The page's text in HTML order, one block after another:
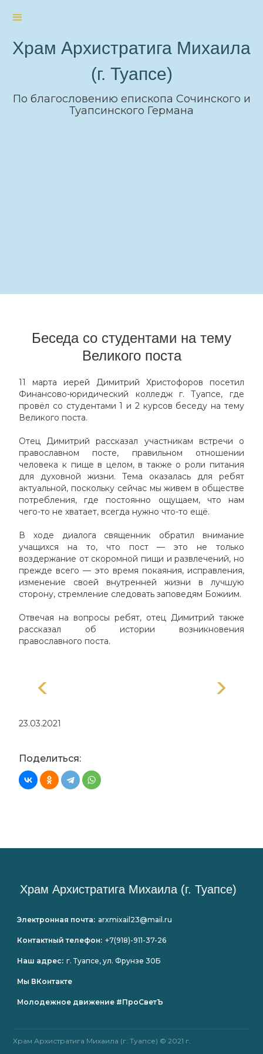
Храм Архистратига Михаила
(г. Туапсе)
По благословению епископа Сочинского и
Туапсинского Германа
Беседа со студентами на тему
Великого поста
11 марта иерей Димитрий Христофоров посетил
Финансово-юридический колледж г. Туапсе, где
провёл со студентами 1 и 2 курсов беседу на тему
Великого поста.
Отец Димитрий рассказал участникам встречи о
православном посте, правильном отношении
человека к пище в целом, в также о роли питания
для духовной жизни. Тема оказалась для ребят
актуальной, поскольку сейчас мы живем в обществе
потребления, где посто­ян­но ощущаем, что нам
чего-то не хва­тает, всегда нужно что-то ещё.
В ходе диалога священник обратил внимание
учащихся на то, что пост — это не только
воздержание от скоромной пищи и развлечений, но
прежде всего — это время покаяния, исправления,
изменение своей внутренней жизни в лучшую
сторону, стремление следовать заповедям Божиим.
Отвечая на вопросы ребят, отец Димитрий также
рассказал об истории возникновения
православного поста.
23.03.2021
Поделиться:
Храм Архистратига Михаила (г. Туапсе)
Электронная почта: arxmixail23@mail.ru
Контактный телефон: +7(918)-911-37-26
Наш адрес: г. Туапсе, ул. Фрунзе 30Б
Мы ВКонтакте
Молодежное движение #ПроСветЪ
Храм Архистратига Михаила (г. Туапсе) © 2021 г.